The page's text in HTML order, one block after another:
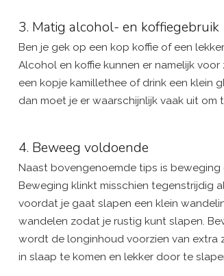
3. Matig alcohol- en koffiegebruik
Ben je gek op een kop koffie of een
Alcohol en koffie kunnen er namelijk
een kopje kamillethee of drink een klein
dan moet je er waarschijnlijk vaak uit
4. Beweeg voldoende
Naast bovengenoemde tips is
Beweging klinkt misschien tegenstrijdig
voordat je gaat slapen een klein
wandelen zodat je rustig kunt slapen.
wordt de longinhoud voorzien van extra
in slaap te komen en lekker door te